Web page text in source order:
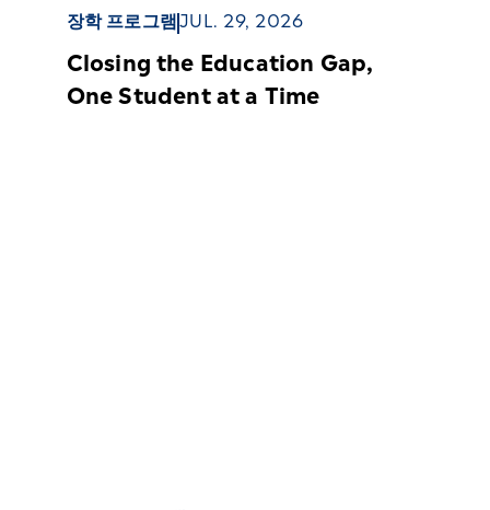
장학 프로그램 JUL. 29, 2026
Closing the Education Gap,
One Student at a Time